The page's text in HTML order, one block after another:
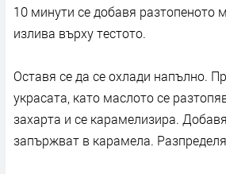
10 минути се добавя разтопеното
излива върху тестото.
Оставя се да се охлади напълно.
украсата, като маслото се
захарта и се карамелизира.
запържват в карамела.